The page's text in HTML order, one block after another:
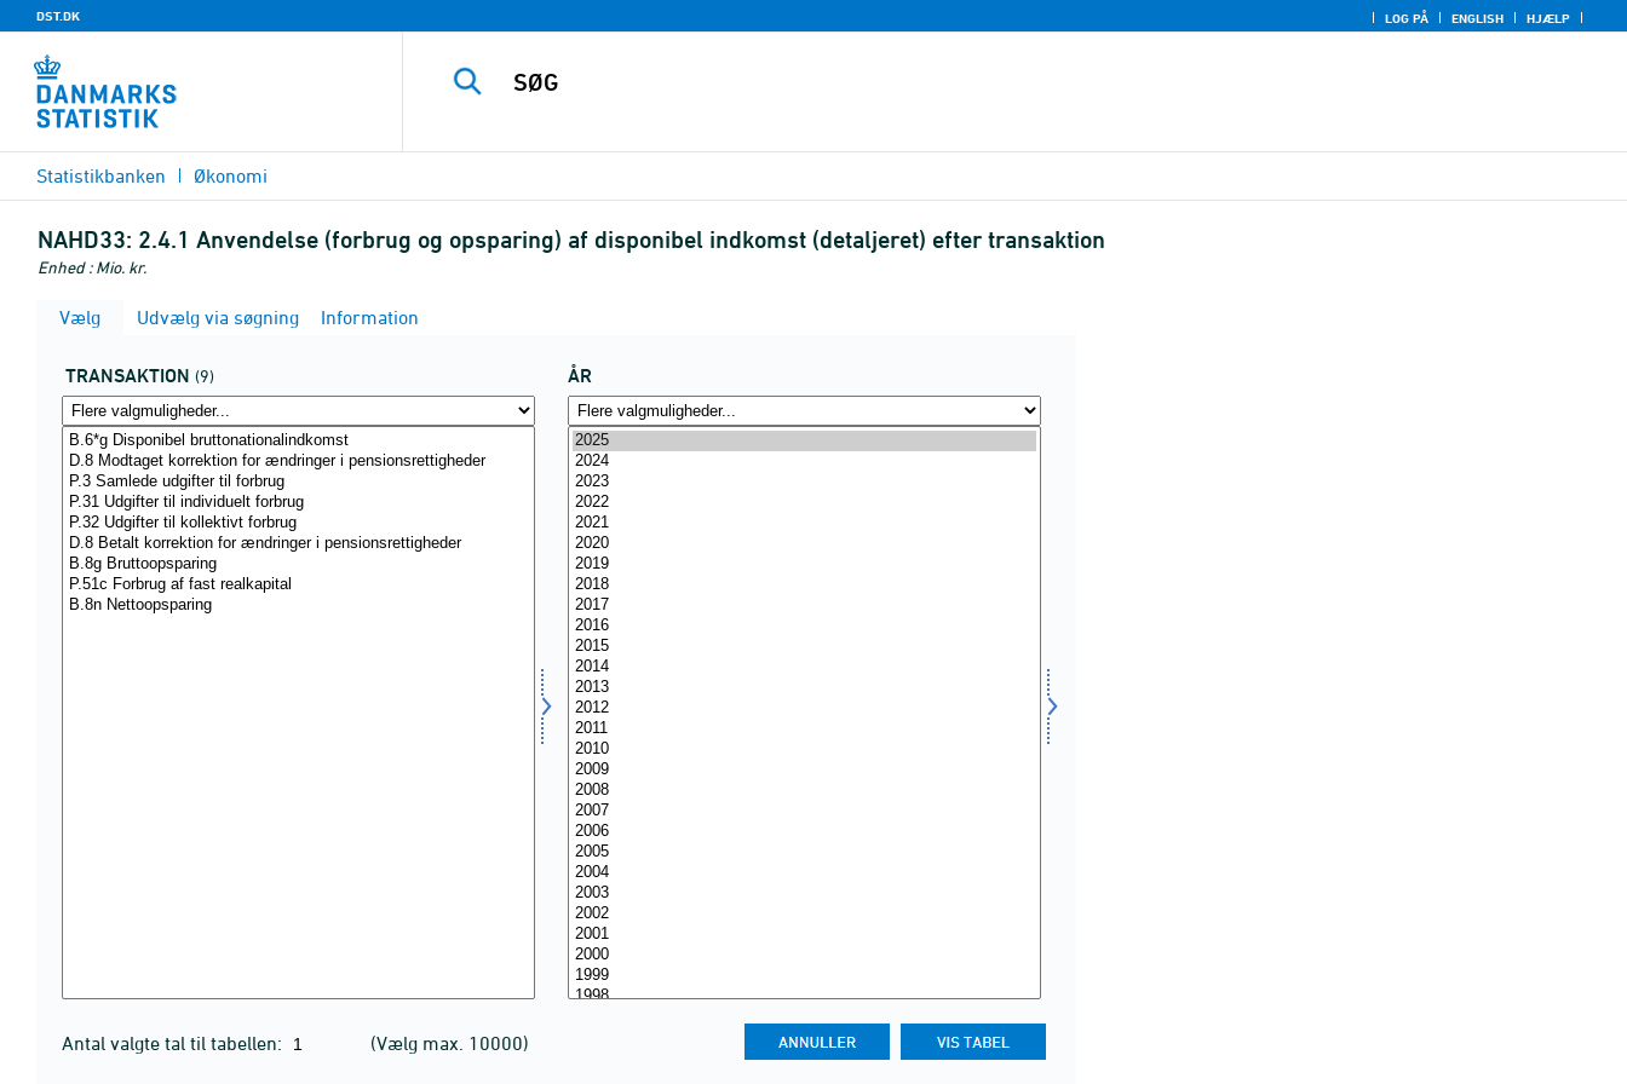
DST.DK LOG PÅ ENGLISH HJÆLP
Statistikbanken Økonomi
NAHD33: 2.4.1 Anvendelse (forbrug og opsparing) af disponibel indkomst (detaljeret) efter transaktion
Enhed : Mio. kr.
Vælg Udvælg via søgning Information
TRANSAKTION (9) ÅR
Antal valgte tal til tabellen: (Vælg max. 10000)